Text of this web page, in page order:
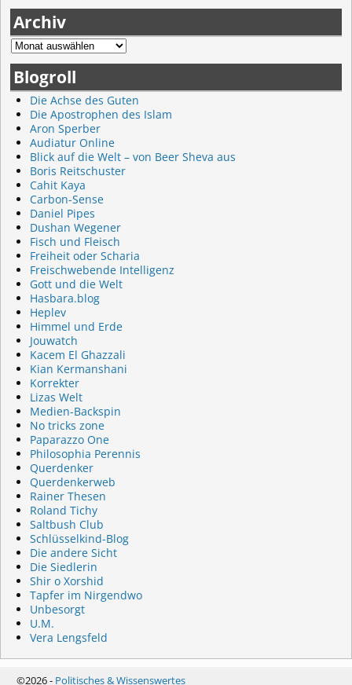
Archiv
Blogroll
Die Achse des Guten
Die Apostrophen des Islam
Aron Sperber
Audiatur Online
Blick auf die Welt – von Beer Sheva aus
Boris Reitschuster
Cahit Kaya
Carbon-Sense
Daniel Pipes
Dushan Wegener
Fisch und Fleisch
Freiheit oder Scharia
Freischwebende Intelligenz
Gott und die Welt
Hasbara.blog
Heplev
Himmel und Erde
Jouwatch
Kacem El Ghazzali
Kian Kermanshani
Korrekter
Lizas Welt
Medien-Backspin
No tricks zone
Paparazzo One
Philosophia Perennis
Querdenker
Querdenkerweb
Rainer Thesen
Roland Tichy
Saltbush Club
Schlüsselkind-Blog
Die andere Sicht
Die Siedlerin
Shir o Xorshid
Tapfer im Nirgendwo
Unbesorgt
U.M.
Vera Lengsfeld
©2026 - Politisches & Wissenswertes